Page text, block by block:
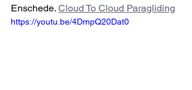
Enschede. Cloud To Cloud Paragliding
https://youtu.be/4DmpQ20Dat0